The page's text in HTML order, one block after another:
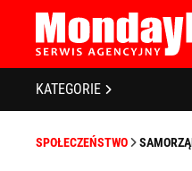
STRONA GŁÓWNA
O NAS
POLITYKA PRYWATNOŚCI
KATEGORIE
BIZNES I
BANKOWOŚĆ I
SPOŁECZEŃSTWO